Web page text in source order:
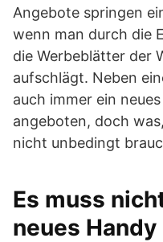
Angebote springen
wenn man durch die
die Werbeblätter der
aufschlägt. Neben
auch immer ein
angeboten, doch
nicht unbedingt
Es muss
neues Handy